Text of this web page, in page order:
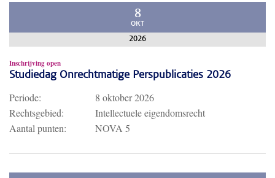
8
OKT
2026
Inschrijving open
Studiedag Onrechtmatige Perspublicaties 2026
Periode:
8 oktober 2026
Rechtsgebied:
Intellectuele eigendomsrecht
Aantal punten:
NOVA 5